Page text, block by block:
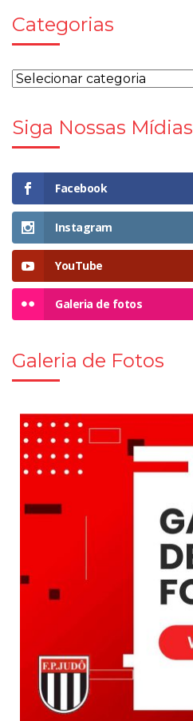
Categorias
Siga Nossas Mídias
Facebook
Instagram
YouTube
Galeria de fotos
Galeria de Fotos